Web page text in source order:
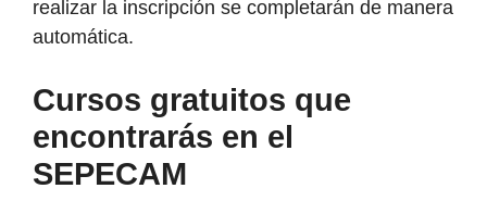
realizar la inscripción se completarán de manera
automática.
Cursos gratuitos que
encontrarás en el
SEPECAM